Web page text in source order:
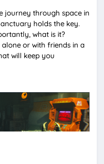
t
e
journey through space in
holds the key.
what is it?
or with friends in a
will keep you